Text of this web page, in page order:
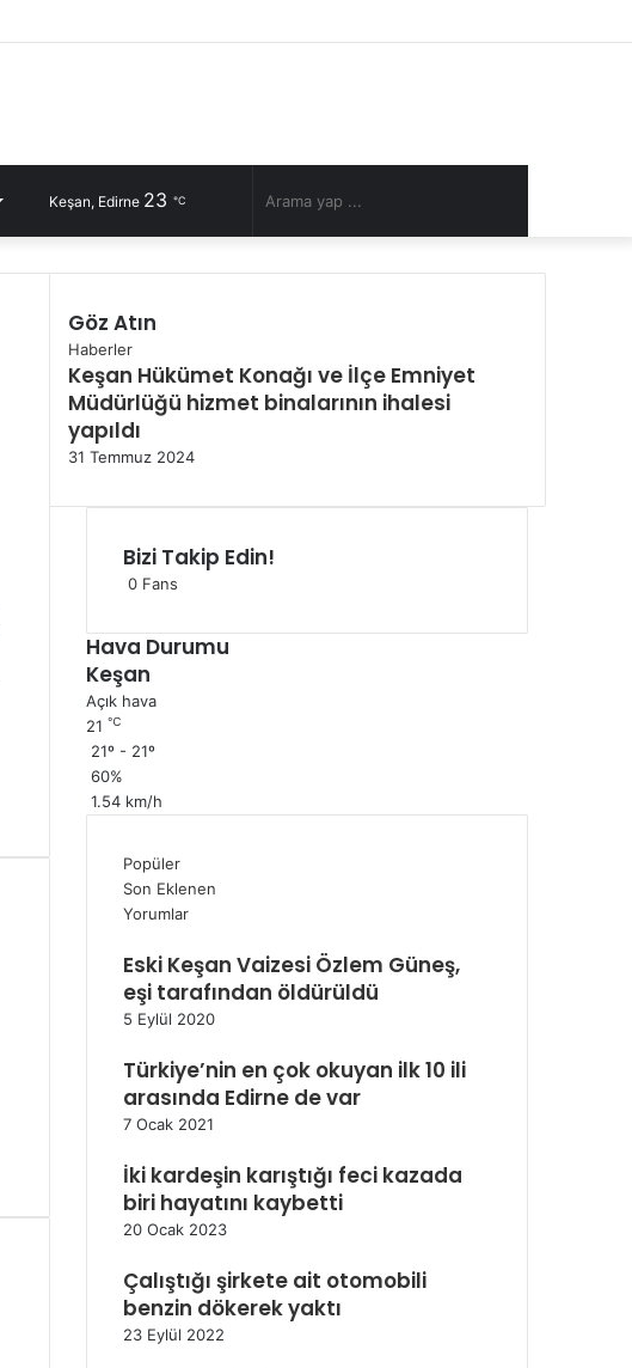
yap
Rastgele
Makale
Keşan, Edirne 23 ℃
Göz Atın
Kapalı
Haberler
Keşan Hükümet Konağı ve İlçe Emniyet
Müdürlüğü hizmet binalarının ihalesi
yapıldı
31 Temmuz 2024
Bizi Takip Edin!
0 Fans
Hava Durumu
Keşan
Açık hava
21 ℃
21º - 21º
60%
1.54 km/h
Popüler
Son Eklenen
Yorumlar
Eski Keşan Vaizesi Özlem Güneş,
eşi tarafından öldürüldü
5 Eylül 2020
Türkiye’nin en çok okuyan ilk 10 ili
arasında Edirne de var
7 Ocak 2021
İki kardeşin karıştığı feci kazada
biri hayatını kaybetti
20 Ocak 2023
Çalıştığı şirkete ait otomobili
benzin dökerek yaktı
23 Eylül 2022